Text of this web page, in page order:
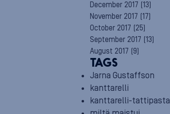
December 2017 (13)
November 2017 (17)
October 2017 (25)
September 2017 (13)
August 2017 (9)
TAGS
Jarna Gustaffson
kanttarelli
kanttarelli-tattipasta